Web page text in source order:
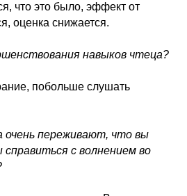
что это было, эффект от
оценка снижается.
навыков чтеца?
побольше слушать
очень переживают, что вы
с волнением во